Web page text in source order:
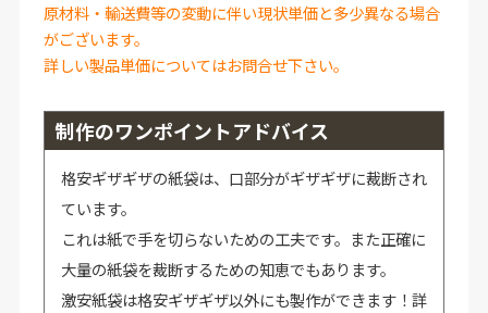
原材料・輸送費等の変動に伴い現状単価と多少異なる場合
がございます。
詳しい製品単価についてはお問合せ下さい。
制作のワンポイントアドバイス
格安ギザギザの紙袋は、口部分がギザギザに裁断され
ています。
これは紙で手を切らないための工夫です。また正確に
大量の紙袋を裁断するための知恵でもあります。
激安紙袋は格安ギザギザ以外にも製作ができます！詳